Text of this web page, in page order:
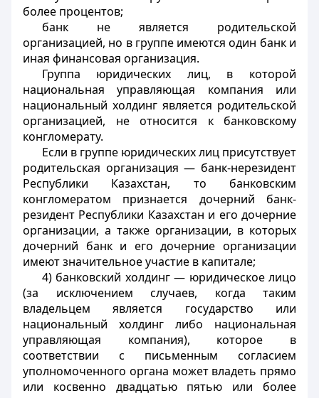
более процентов;
банк не является родительской
организацией, но в группе имеются один банк и
иная финансовая организация.
Группа юридических лиц, в которой
национальная управляющая компания или
национальный холдинг является родительской
организацией, не относится к банковскому
конгломерату.
Если в группе юридических лиц присутствует
родительская организация — банк-нерезидент
Республики Казахстан, то банковским
конгломератом признается дочерний банк-
резидент Республики Казахстан и его дочерние
организации, а также организации, в которых
дочерний банк и его дочерние организации
имеют значительное участие в капитале;
4) банковский холдинг — юридическое лицо
(за исключением случаев, когда таким
владельцем является государство или
национальный холдинг либо национальная
управляющая компания), которое в
соответствии с письменным согласием
уполномоченного органа может владеть прямо
или косвенно двадцатью пятью или более